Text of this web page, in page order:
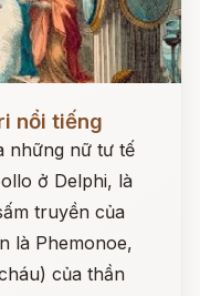
nổi tiếng
những nữ tư tế
ở Delphi, là
truyền của
là Phemonoe,
của thần